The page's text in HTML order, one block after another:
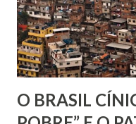
O BRASIL